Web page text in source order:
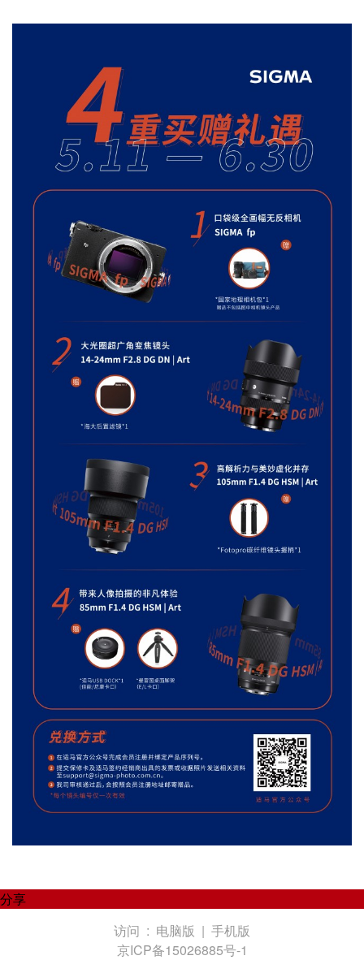
分享
访问 : 电脑版 | 手机版
京ICP备15026885号-1